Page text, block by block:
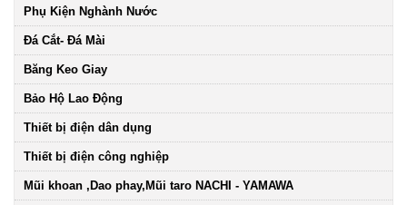
Phụ Kiện Nghành Nước
Đá Cắt- Đá Mài
Băng Keo Giay
Bảo Hộ Lao Động
Thiết bị điện dân dụng
Thiết bị điện công nghiệp
Mũi khoan ,Dao phay,Mũi taro NACHI - YAMAWA